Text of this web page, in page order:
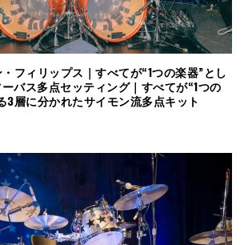
・フィリップス｜すべてが“1つの楽器”とし
バス多点セッティング｜すべてが“1つの
3層に分かれたサイモン流多点キット